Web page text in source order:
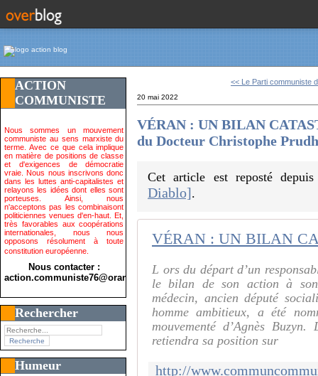
ACTION
COMMUNISTE
Nous sommes un mouvement
communiste au sens marxiste du
terme. Avec ce que cela implique
en matière de positions de classe
et d'exigences de démocratie
vraie. Nous nous inscrivons donc
dans les luttes anti-capitalistes et
relayons les idées dont elles sont
porteuses. Ainsi, nous
n'acceptons pas les combinaisont
politiciennes venues d'en-haut. Et,
très favorables aux coopérations
internationales, nous nous
opposons résolument à toute
constitution européenne.
Nous contacter :
action.communiste76@orange.fr>
Rechercher
Humeur
<< Le Parti communiste
20 mai 2022
VÉRAN : UN BILAN
du Docteur Christophe
Cet article est reposté
Diablo].
L ors du départ d’un
le bilan de son action à
médecin, ancien député
homme ambitieux, a été
mouvementé d’Agnès
retiendra sa position sur